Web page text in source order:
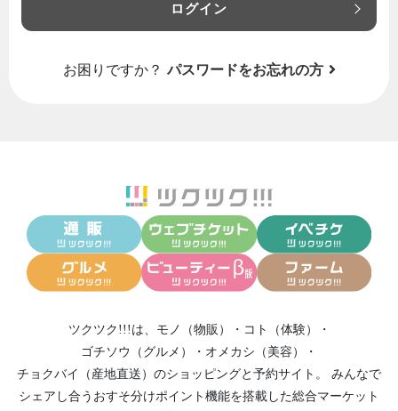
ログイン
お困りですか？ パスワードをお忘れの方
ツクツク!!!は、 モノ（物販） ・ コト（体験）
・
ゴチソウ（グルメ）
・ オメカシ（美容）
・
チョクバイ（産地直送） のショッピングと予約サイト。
みんなで
シェアし合う おすそ分けポイント機能を搭載した総合マーケット